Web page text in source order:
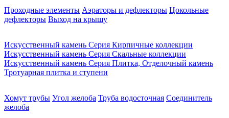
Проходные элементы Аэраторы и дефлекторы Цокольные
дефлекторы Выход на крышу
Искусственный камень Серия Кирпичные коллекции
Искусственный камень Серия Скальные коллекции
Искусственный камень Серия Плитка, Отделочный камень
Тротуарная плитка и ступени
Хомут трубы Угол желоба Труба водосточная Соединитель
желоба